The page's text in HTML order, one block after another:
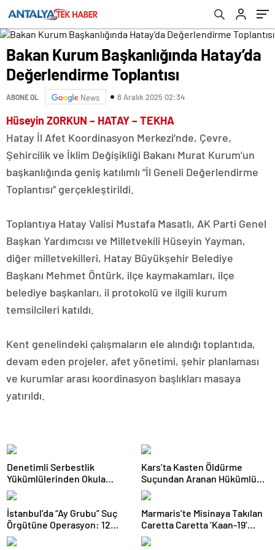
Bakan Kurum Başkanlığında Hatay’da
Değerlendirme Toplantısı
ABONE OL News 8 Aralık 2025 02:34
Hüseyin ZORKUN – HATAY – TEKHA
Hatay İl Afet Koordinasyon Merkezi’nde, Çevre,
Şehircilik ve İklim Değişikliği Bakanı Murat Kurum’un
başkanlığında geniş katılımlı “İl Geneli Değerlendirme
Toplantısı” gerçekleştirildi.
Toplantıya Hatay Valisi Mustafa Masatlı, AK Parti Genel
Başkan Yardımcısı ve Milletvekili Hüseyin Yayman,
diğer milletvekilleri, Hatay Büyükşehir Belediye
Başkanı Mehmet Öntürk, ilçe kaymakamları, ilçe
belediye başkanları, il protokolü ve ilgili kurum
temsilcileri katıldı.
Kent genelindeki çalışmaların ele alındığı toplantıda,
devam eden projeler, afet yönetimi, şehir planlaması
ve kurumlar arası koordinasyon başlıkları masaya
yatırıldı.
Denetimli Serbestlik
Yükümlülerinden Okula
Temizlik Desteği
Kars’ta Kasten Öldürme
Suçundan Aranan Hükümlü
JASAT Operasyonuyla
Yakalandı
İstanbul’da “Ay Grubu” Suç
Örgütüne Operasyon: 12
Şüpheli Gözaltında
Marmaris’te Misinaya Takılan
Caretta Caretta ‘Kaan-19’
Tedavisinin Ardından Denizle